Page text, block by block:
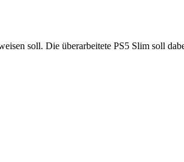
soll. Die überarbeitete PS5 Slim soll